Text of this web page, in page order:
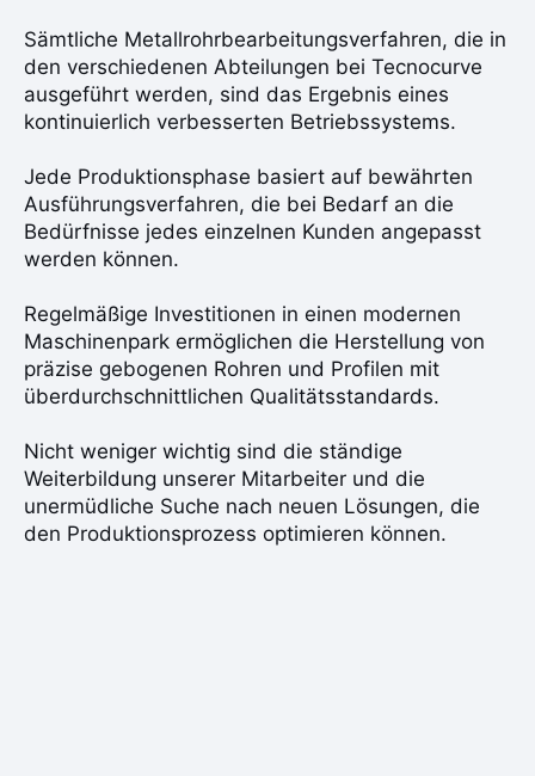
Sämtliche Metallrohrbearbeitungsverfahren, die in
den verschiedenen Abteilungen bei Tecnocurve
ausgeführt werden, sind das Ergebnis eines
kontinuierlich verbesserten Betriebssystems.
Jede Produktionsphase basiert auf bewährten
Ausführungsverfahren, die bei Bedarf an die
Bedürfnisse jedes einzelnen Kunden angepasst
werden können.
Regelmäßige Investitionen in einen modernen
Maschinenpark ermöglichen die Herstellung von
präzise gebogenen Rohren und Profilen mit
überdurchschnittlichen Qualitätsstandards.
Nicht weniger wichtig sind die ständige
Weiterbildung unserer Mitarbeiter und die
unermüdliche Suche nach neuen Lösungen, die
den Produktionsprozess optimieren können.